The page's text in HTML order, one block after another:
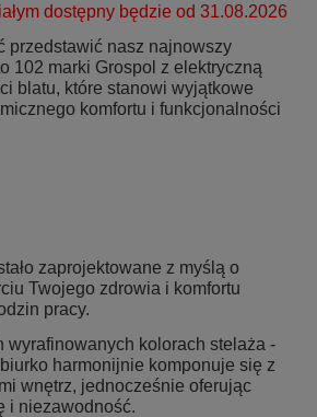
dostępny będzie od 31.08.2026
przedstawić nasz najnowszy
102 marki Grospol z elektryczną
blatu, które stanowi wyjątkowe
komfortu i funkcjonalności
zaprojektowane z myślą o
Twojego zdrowia i komfortu
pracy.
wyrafinowanych kolorach stelaża -
harmonijnie komponuje się z
wnętrz, jednocześnie oferując
i niezawodność.